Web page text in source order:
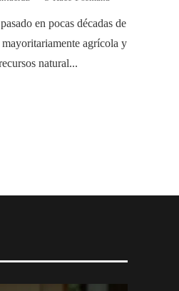
en pocas décadas de
agrícola y
natural...